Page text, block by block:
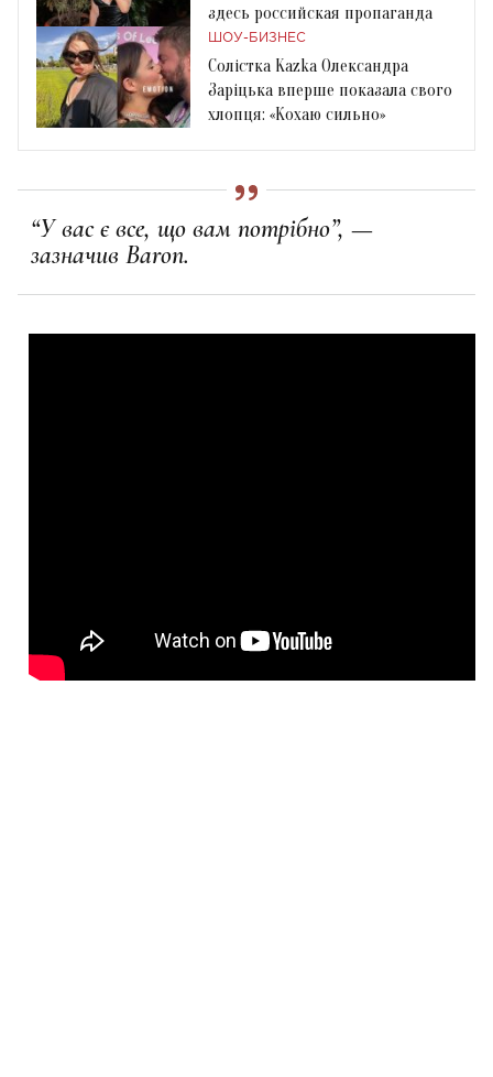
здесь российская пропаганда
ШОУ-БИЗНЕС
Солістка Kazka Олександра
Заріцька вперше показала свого
хлопця: «Кохаю сильно»
“У вас є все, що вам потрібно”, —
зазначив Baron.